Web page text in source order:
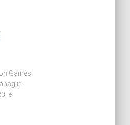
Games
è